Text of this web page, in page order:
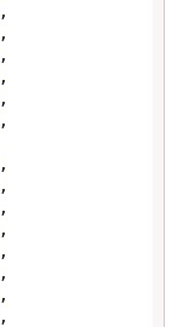
,
,
,
,
,
,
,
,
,
,
,
,
,
,